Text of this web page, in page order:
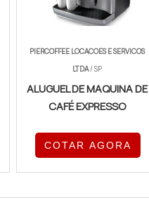
PIERCOFFEE LOCACOES E SERVICOS
LTDA/ SP
ALUGUEL DE MAQUINA DE
CAFÉ EXPRESSO
COTAR AGORA